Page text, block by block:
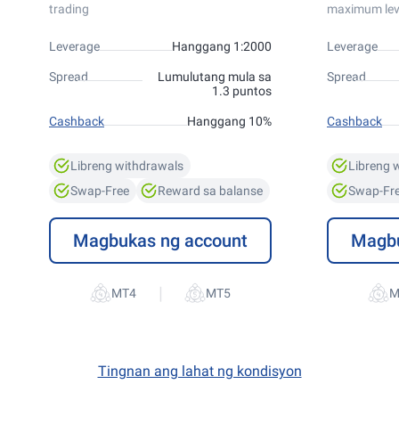
trading
Leverage Hanggang 1:2000
Spread
Lumulutang mula sa
1.3 puntos
Cashback Hanggang 10%
Libreng withdrawals
Swap-Free
Reward sa balanse
Magbukas ng account
|
maximum
Leverage
Spread
Cashback
Libreng
Swap-
Tingnan ang lahat ng kondisyon